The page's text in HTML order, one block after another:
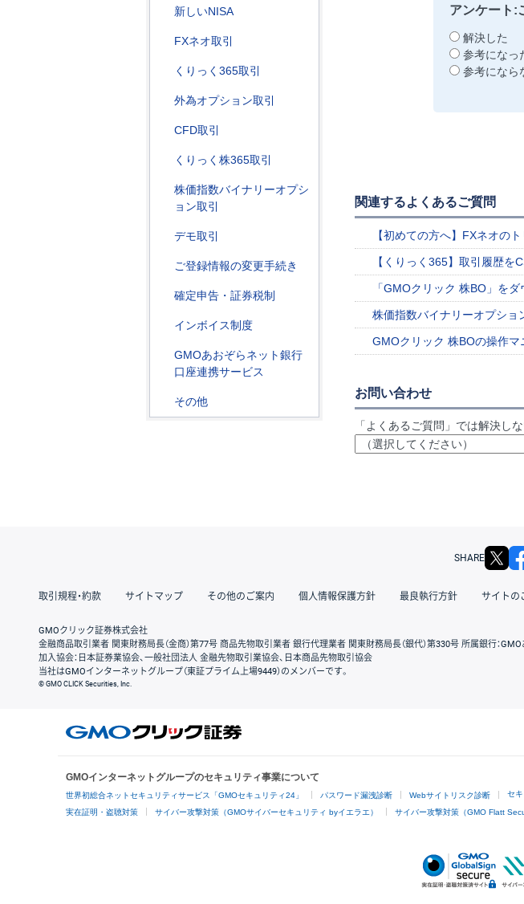
新しいNISA
FXネオ取引
くりっく365取引
外為オプション取引
CFD取引
くりっく株365取引
株価指数バイナリーオプシ
ョン取引
デモ取引
ご登録情報の変更手続き
確定申告・証券税制
インボイス制度
GMOあおぞらネット銀行
口座連携サービス
その他
アンケート:
解決した
参考になっ
参考になら
関連するよくあるご質問
【初めての方へ】FXネオのト
【くりっく365】取引履歴を
「GMOクリック 株BO」を
株価指数バイナリーオプショ
GMOクリック 株BOの操作
お問い合わせ
「よくあるご質問」では解決し
SHARE
取引規程・約款 サイトマップ その他のご案内 個人情報保護方針 最良執行方針 サイトの
GMOクリック証券株式会社
金融商品取引業者 関東財務局長（金商）第77号 商品先物取引業者 銀行代理業者 関東財務局長（銀代）第330号 所属銀行：
加入協会：日本証券業協会、一般社団法人 金融先物取引業協会、日本商品先物取引協会
当社はGMOインターネットグループ（東証プライム上場9449）のメンバーです。
© GMO CLICK Securities, Inc.
GMOインターネットグループのセキュリティ事業について
世界初総合ネットセキュリティサービス「GMOセキュリティ24」 パスワード漏洩診断 Webサイトリスク診断 セ
実在証明・盗聴対策 サイバー攻撃対策（GMOサイバーセキュリティ byイエラエ） サイバー攻撃対策（GMO Flatt